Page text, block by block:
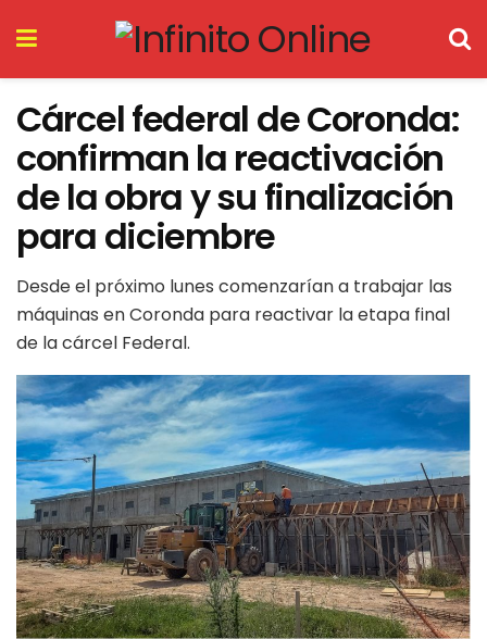
Cárcel federal de Coronda:
confirman la reactivación
de la obra y su finalización
para diciembre
Desde el próximo lunes comenzarían a trabajar las
máquinas en Coronda para reactivar la etapa final
de la cárcel Federal.